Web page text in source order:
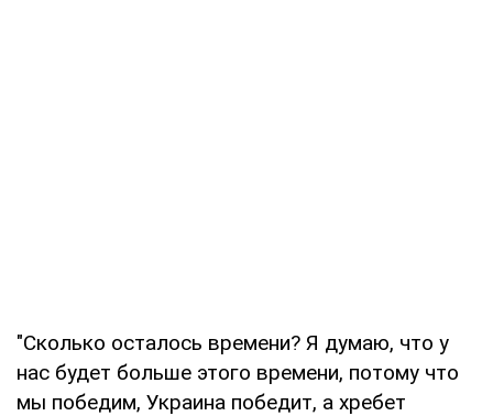
"Сколько осталось времени? Я думаю, что у
нас будет больше этого времени, потому что
мы победим, Украина победит, а хребет